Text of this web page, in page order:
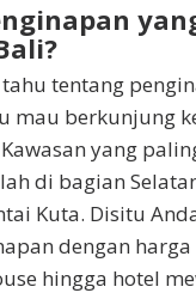
tentang
mau berkunjung
yang
di bagian
Kuta. Disitu
dengan
hingga hotel